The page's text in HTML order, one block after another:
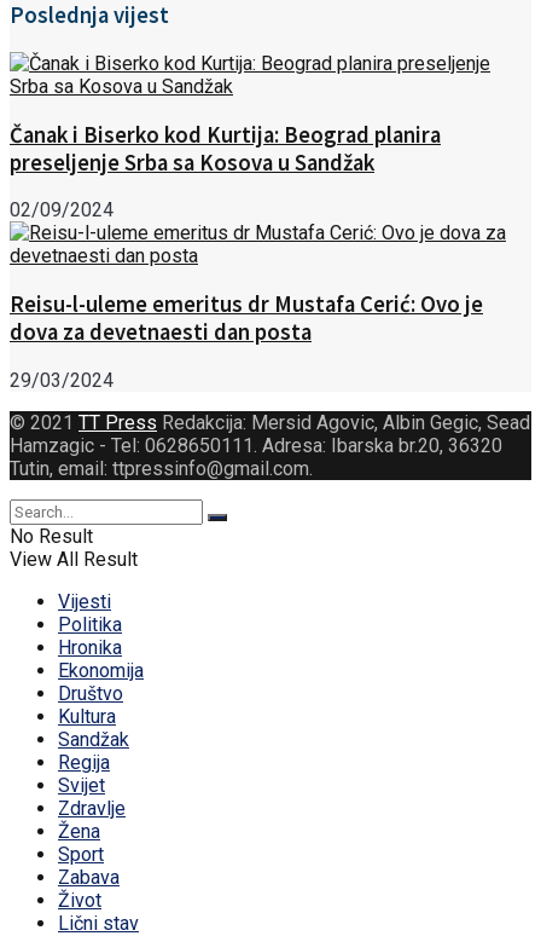
Poslednja vijest
Čanak i Biserko kod Kurtija: Beograd planira
preseljenje Srba sa Kosova u Sandžak
02/09/2024
Reisu-l-uleme emeritus dr Mustafa Cerić: Ovo je
dova za devetnaesti dan posta
29/03/2024
© 2021 TT Press Redakcija: Mersid Agovic, Albin Gegic, Sead
Hamzagic - Tel: 0628650111. Adresa: Ibarska br.20, 36320
Tutin, email: ttpressinfo@gmail.com.
No Result
View All Result
Vijesti
Politika
Hronika
Ekonomija
Društvo
Kultura
Sandžak
Regija
Svijet
Zdravlje
Žena
Sport
Zabava
Život
Lični stav